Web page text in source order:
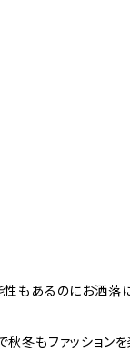
もあるのにお洒落
冬もファッションを